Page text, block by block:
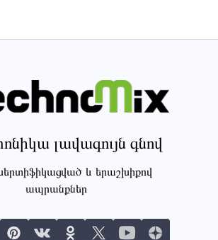
լավագույն գնով
և երաշխիքով
ապրանքներ